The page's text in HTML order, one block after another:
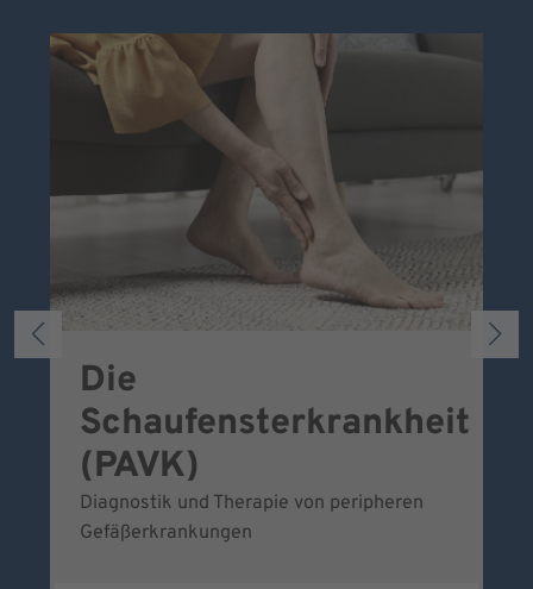
Die
Schaufensterkrankheit
(PAVK)
Diagnostik und Therapie von peripheren
Gefäßerkrankungen